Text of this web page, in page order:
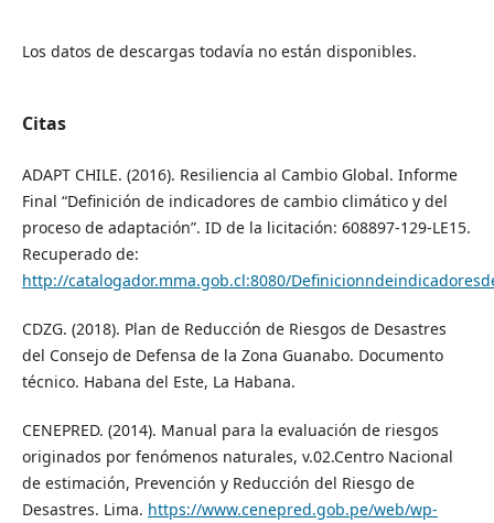
Los datos de descargas todavía no están disponibles.
Citas
ADAPT CHILE. (2016). Resiliencia al Cambio Global. Informe
Final “Definición de indicadores de cambio climático y del
proceso de adaptación”. ID de la licitación: 608897-129-LE15.
Recuperado de:
http://catalogador.mma.gob.cl:8080/
CDZG. (2018). Plan de Reducción de Riesgos de Desastres
del Consejo de Defensa de la Zona Guanabo. Documento
técnico. Habana del Este, La Habana.
CENEPRED. (2014). Manual para la evaluación de riesgos
originados por fenómenos naturales, v.02.Centro Nacional
de estimación, Prevención y Reducción del Riesgo de
Desastres. Lima. https://www.cenepred.gob.pe/web/wp-